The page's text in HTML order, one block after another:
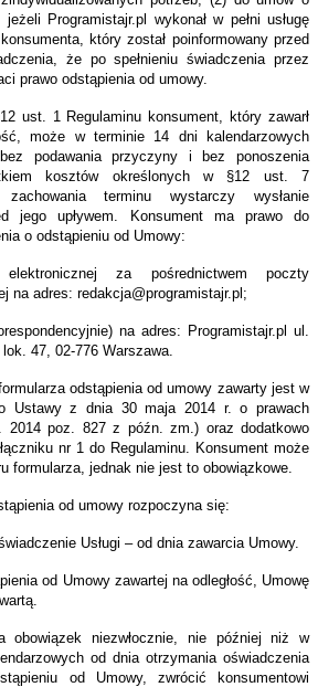
jeżeli Programistajr.pl wykonał w pełni usługę
który został poinformowany przed
że po spełnieniu świadczenia przez
prawo odstąpienia od umowy.
ust. 1 Regulaminu konsument, który zawarł
może w terminie 14 dni kalendarzowych
podawania przyczyny i bez ponoszenia
kosztów określonych w §12 ust. 7
terminu wystarczy wysłanie
jego upływem. Konsument ma prawo do
o odstąpieniu od Umowy:
za pośrednictwem poczty
na adres: redakcja@programistajr.pl;
na adres: Programistajr.pl ul.
lok. 47, 02-776 Warszawa.
odstąpienia od umowy zawarty jest w
Ustawy z dnia 30 maja 2014 r. o prawach
2014 poz. 827 z późn. zm.) oraz dodatkowo
nr 1 do Regulaminu. Konsument może
formularza, jednak nie jest to obowiązkowe.
od umowy rozpoczyna się:
Usługi – od dnia zawarcia Umowy.
od Umowy zawartej na odległość, Umowę
obowiązek niezwłocznie, nie później niż w
od dnia otrzymania oświadczenia
od Umowy, zwrócić konsumentowi